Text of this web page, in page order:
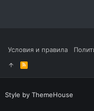
Условия и правила
R
S
S
Style by ThemeHouse